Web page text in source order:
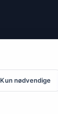
Kun nødvendige